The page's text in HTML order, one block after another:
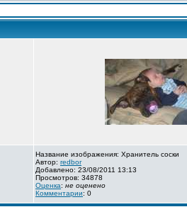
Название изображения: Хранитель соски
Автор: redbor
Добавлено: 23/08/2011 13:13
Просмотров: 34878
Оценка: не оценено
Комментарии: 0